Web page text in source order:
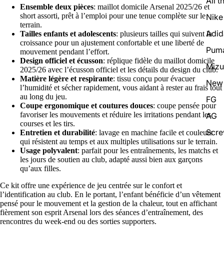
Nike
FG
AG
Ensemble deux pièces: maillot domicile Arsenal 2025/26 et
short assorti, prêt à l’emploi pour une tenue complète sur le
terrain.
Tailles enfants et adolescents: plusieurs tailles qui suivent la
croissance pour un ajustement confortable et une liberté de
mouvement pendant l’effort.
Design officiel et écusson: réplique fidèle du maillot domicile
2025/26 avec l’écusson officiel et les détails du design du club.
Matière légère et respirante: tissu conçu pour évacuer
l’humidité et sécher rapidement, vous aidant à rester au frais tout
au long du jeu.
Coupe ergonomique et coutures douces: coupe pensée pour
favoriser les mouvements et réduire les irritations pendant les
courses et les tirs.
Entretien et durabilité: lavage en machine facile et couleurs
qui résistent au temps et aux multiples utilisations sur le terrain.
Usage polyvalent: parfait pour les entraînements, les matchs et
les jours de soutien au club, adapté aussi bien aux garçons
qu’aux filles.
Ce kit offre une expérience de jeu centrée sur le confort et
l’identification au club. En le portant, l’enfant bénéficie d’un vêtement
pensé pour le mouvement et la gestion de la chaleur, tout en affichant
fièrement son esprit Arsenal lors des séances d’entraînement, des
rencontres du week-end ou des sorties supporters.